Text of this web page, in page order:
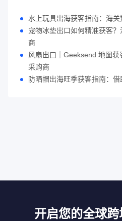
水上玩具出海获客指南：海
宠物冰垫出口如何精准获客
商
风扇出口｜Geeksend 地图
采购商
防晒帽出海旺季获客指南：
开启您的全球